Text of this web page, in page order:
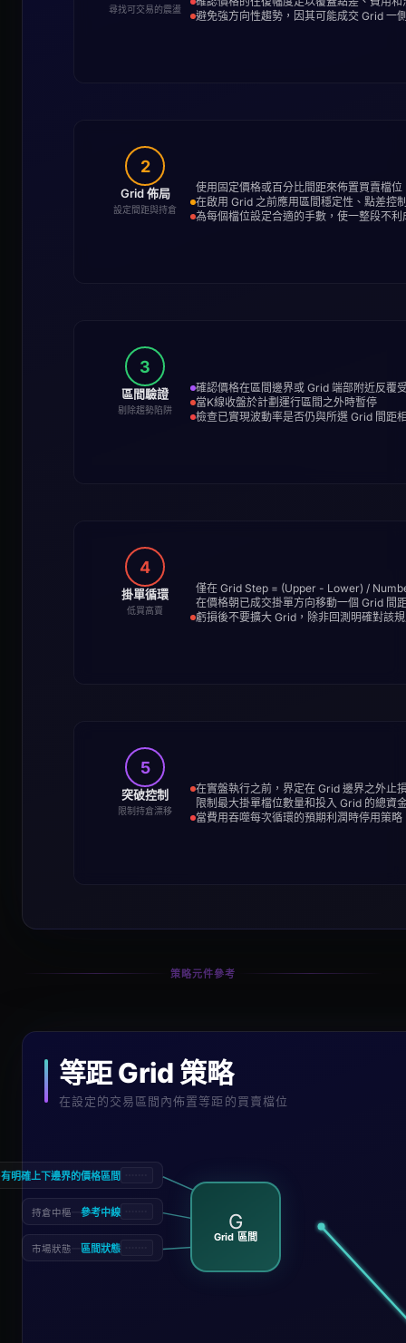
尋找可交易的震盪
避免強方向性趨勢，因其可能成交 Grid 一
2
Grid 佈局
設定間距與持倉
使用固定價格或百分比間距來佈置買賣檔位
在啟用 Grid 之前應用區間穩定性、點差控
為每個檔位設定合適的手數，使一整段不
3
區間驗證
剔除趨勢陷阱
確認價格在區間邊界或 Grid 端部附近反覆
當K線收盤於計劃運行區間之外時暫停
檢查已實現波動率是否仍與所選 Grid 間距
4
掛單循環
低買高賣
僅在 Grid Step = (Upper - Lower) /
在價格朝已成交掛單方向移動一個 Grid 間
虧損後不要擴大 Grid，除非回測明確對該
5
突破控制
限制持倉漂移
在實盤執行之前，界定在 Grid 邊界之外止
限制最大掛單檔位數量和投入 Grid 的總資
當費用吞噬每次循環的預期利潤時停用策略
策略元件參考
等距 Grid 策略
在設定的交易區間內佈置等距的買賣檔位
G
Grid 區間
有明確上下邊界的價格區間
參考中線
持倉中樞
區間狀態
市場狀態